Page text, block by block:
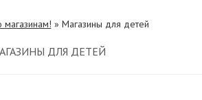
магазинам! » Магазины для детей
ДЛЯ ДЕТЕЙ